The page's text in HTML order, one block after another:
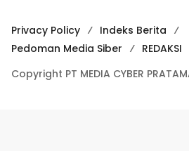
Privacy Policy
Indeks Berita
Pedoman Media Siber
REDAKSI
Copyright PT MEDIA CYBER